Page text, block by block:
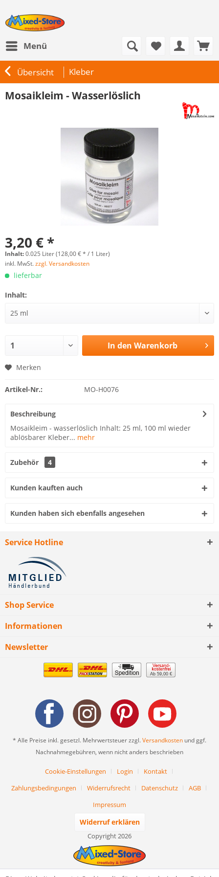
Menü
Übersicht Kleber
Mosaikleim - Wasserlöslich
3,20 € *
Inhalt:0.025 Liter (128,00 € * / 1 Liter)
inkl. MwSt.zzgl. Versandkosten
lieferbar
Inhalt:
In den Warenkorb
Merken
Artikel-Nr.: MO-H0076
Beschreibung
Mosaikleim - wasserlöslich Inhalt: 25 ml, 100 ml wieder
ablösbarer Kleber... mehr
Zubehör 4
Kunden kauften auch
Kunden haben sich ebenfalls angesehen
Service Hotline
Shop Service
Informationen
Newsletter
Ab 59,00 €
* Alle Preise inkl. gesetzl. Mehrwertsteuer zzgl.Versandkosten und ggf.
Nachnahmegebühren, wenn nicht anders beschrieben
Cookie-Einstellungen Login
Kontakt
Zahlungsbedingungen
Widerrufsrecht Datenschutz
AGB
Impressum
Widerruf erklären
Copyright 2026